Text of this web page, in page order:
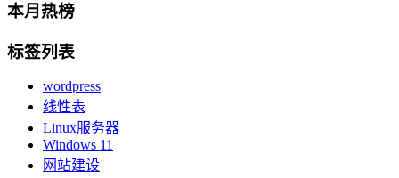
本月热榜
标签列表
wordpress
线性表
Linux服务器
Windows 11
网站建设